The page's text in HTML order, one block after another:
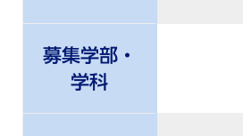
募集学部・
学科